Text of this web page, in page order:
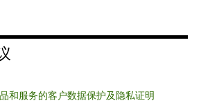
和服务的客户数据保护及隐私证明